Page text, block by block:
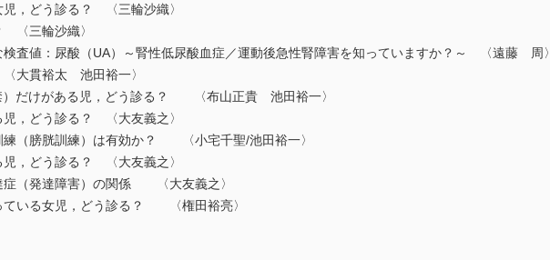
，どう診る？ 〈三輪沙織〉
〈三輪沙織〉
査値：尿酸（UA）～腎性低尿酸血症／運動後急性腎障害を知っていますか？～ 〈遠藤 周〉
大貫裕太 池田裕一〉
だけがある児，どう診る？ 〈布山正貴 池田裕一〉
，どう診る？ 〈大友義之〉
（膀胱訓練）は有効か？ 〈小宅千聖/池田裕一〉
，どう診る？ 〈大友義之〉
（発達障害）の関係 〈大友義之〉
いる女児，どう診る？ 〈権田裕亮〉